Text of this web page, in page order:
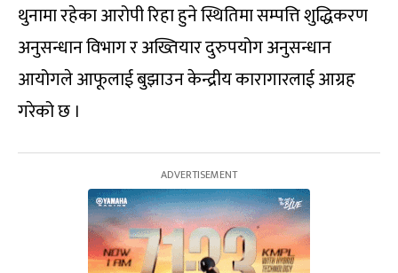
थुनामा रहेका आरोपी रिहा हुने स्थितिमा सम्पत्ति शुद्धिकरण
अनुसन्धान विभाग र अख्तियार दुरुपयोग अनुसन्धान
आयोगले आफूलाई बुझाउन केन्द्रीय कारागारलाई आग्रह
गरेको छ ।